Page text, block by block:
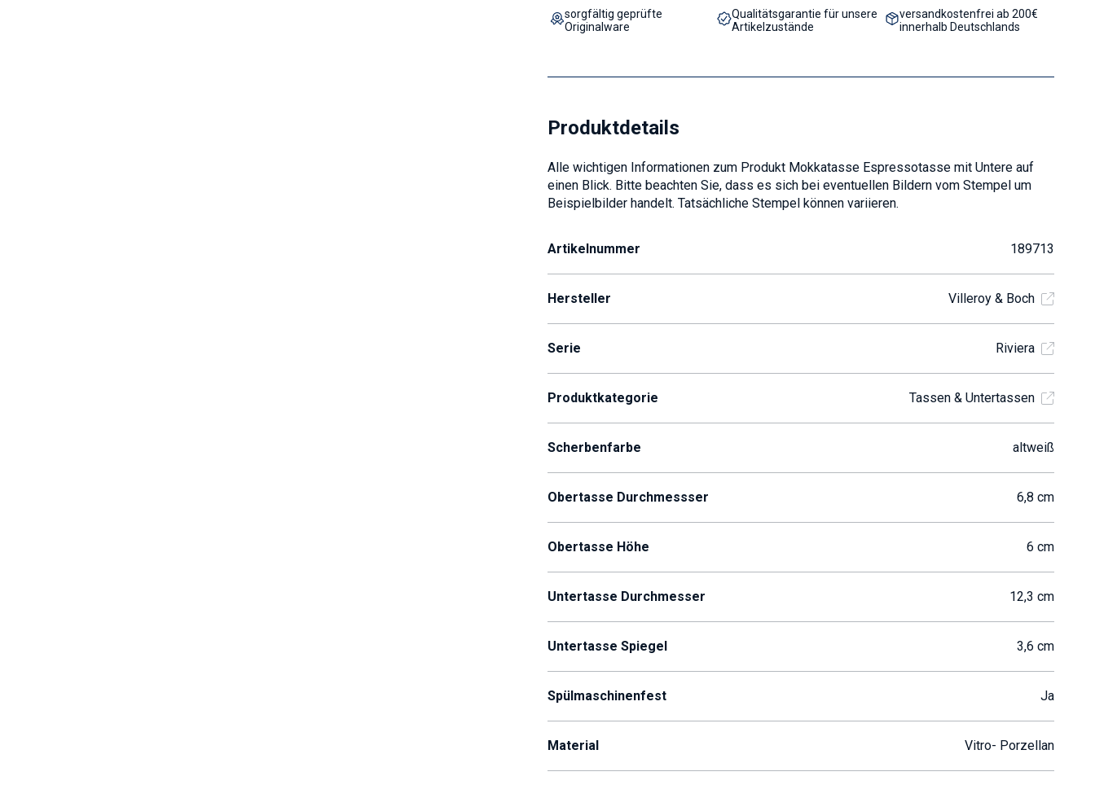
sorgfältig geprüfte
Originalware
Qualitätsgarantie für unsere
Artikelzustände
versandkostenfrei ab 200€
innerhalb Deutschlands
Produktdetails
Alle wichtigen Informationen zum Produkt Mokkatasse Espressotasse mit Untere auf
einen Blick. Bitte beachten Sie, dass es sich bei eventuellen Bildern vom Stempel um
Beispielbilder handelt. Tatsächliche Stempel können variieren.
Artikelnummer 189713
Hersteller Villeroy & Boch
Serie Riviera
Produktkategorie Tassen & Untertassen
Scherbenfarbe altweiß
Obertasse Durchmessser 6,8 cm
Obertasse Höhe 6 cm
Untertasse Durchmesser 12,3 cm
Untertasse Spiegel 3,6 cm
Spülmaschinenfest Ja
Material Vitro- Porzellan